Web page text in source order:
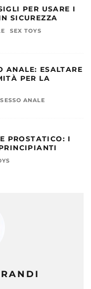
PER USARE I
SICUREZZA
SEX TOYS
ANALE: ESALTARE
PER LA
SESSO ANALE
PROSTATICO: I